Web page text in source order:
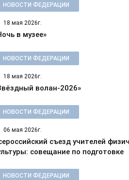
НОВОСТИ ФЕДЕРАЦИИ
18 мая 2026г.
в музее»
НОВОСТИ ФЕДЕРАЦИИ
18 мая 2026г.
волан-2026»
НОВОСТИ ФЕДЕРАЦИИ
06 мая 2026г.
съезд учителей
совещание по подготовке
НОВОСТИ ФЕДЕРАЦИИ